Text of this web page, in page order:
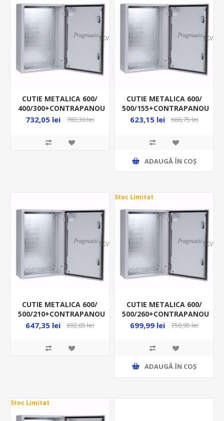
CUTIE METALICA 600/
400/300+CONTRAPANOU
IP66 MAS0604030R5
732,05 lei 783,30 lei
CUTIE METALICA 600/
500/155+CONTRAPANOU
IP66 MAS0605015R5
623,15 lei 666,75 lei
ADAUGĂ ȊN COŞ
CUTIE METALICA 600/
500/210+CONTRAPANOU
IP66 MAS0605021R5
647,35 lei 692,65 lei
Stoc Limitat
CUTIE METALICA 600/
500/260+CONTRAPANOU
IP66 MAS0605026R5
699,99 lei 750,95 lei
ADAUGĂ ȊN COŞ
Stoc Limitat